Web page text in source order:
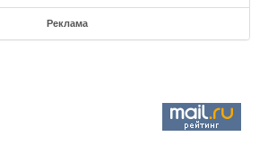
Реклама